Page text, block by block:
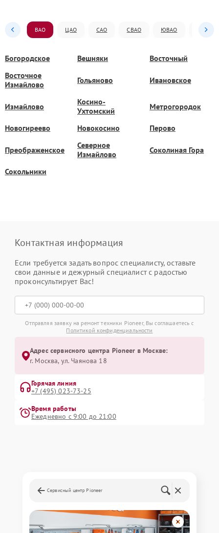
ВАО ЦАО САО СВАО ЮВАО ЮАО
Богородское Вешняки
Восточный
Восточное
Измайлово
Гольяново Ивановское
Измайлово
Косино-
Ухтомский
Метрогородок
Новогиреево Новокосино Перово
Преображенское
Северное
Измайлово
Соколиная Гора
Сокольники
Контактная информация
Если требуется задать вопрос специалисту, оставьте
свои данные и дежурный специалист с радостью
проконсультирует Вас!
Отправляя заявку на ремонт техники Pioneer, Вы соглашаетесь с
Политикой конфиденциальности
Адрес сервисного центра Pioneer в Москве:
г. Москва, ул. Чаянова 18
Горячая линия
+7 (495) 023-73-25
Время работы
Ежедневно с 9:00 до 21:00
Сервисный центр Pioneer